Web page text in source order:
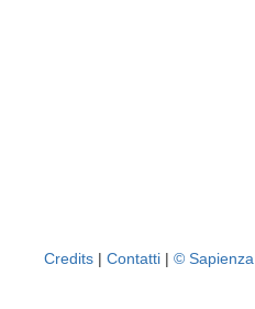
Credits | Contatti | ©